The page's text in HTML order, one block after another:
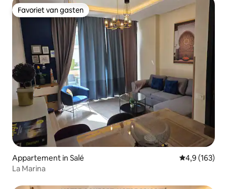
Favoriet van gasten
Favoriet van gasten
Appartement in Salé Gemiddelde
4,9 (163)
La Marina